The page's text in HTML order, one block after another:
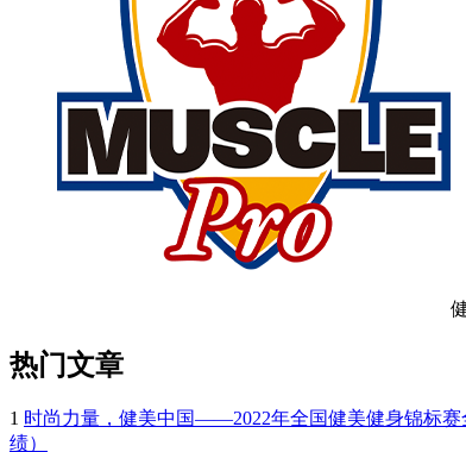
热门文章
1 时尚力量，健美中国——2022年全国健美健身锦标赛
绩）